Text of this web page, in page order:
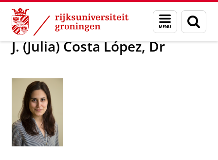
Skip
Content
Skip
Navigation
Menu
en
zoeken
Over ons J. (Julia) Costa López, Dr
J. (Julia) Costa López, Dr